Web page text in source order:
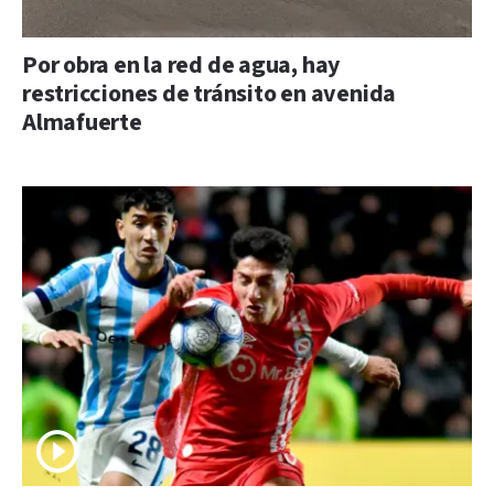
Por obra en la red de agua, hay
restricciones de tránsito en avenida
Almafuerte